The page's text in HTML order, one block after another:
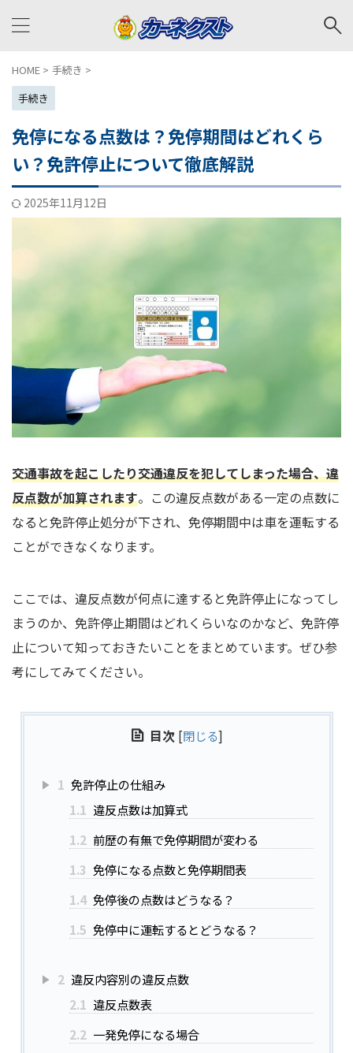
HOME > 手続き >
手続き
免停になる点数は？免停期間はどれくら
い？免許停止について徹底解説
2025年11月12日
交通事故を起こしたり交通違反を犯してしまった場合、違
反点数が加算されます。この違反点数がある一定の点数に
なると免許停止処分が下され、免停期間中は車を運転する
ことができなくなります。
ここでは、違反点数が何点に達すると免許停止になってし
まうのか、免許停止期間はどれくらいなのかなど、免許停
止について知っておきたいことをまとめています。ぜひ参
考にしてみてください。
目次 [閉じる]
1 免許停止の仕組み
1.1 違反点数は加算式
1.2 前歴の有無で免停期間が変わる
1.3 免停になる点数と免停期間表
1.4 免停後の点数はどうなる？
1.5 免停中に運転するとどうなる？
2 違反内容別の違反点数
2.1 違反点数表
2.2 一発免停になる場合